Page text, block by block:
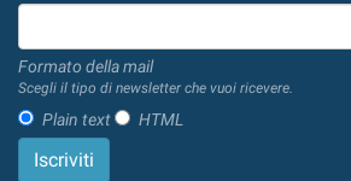
Formato della mail
Scegli il tipo di newsletter che vuoi ricevere.
Plain text HTML